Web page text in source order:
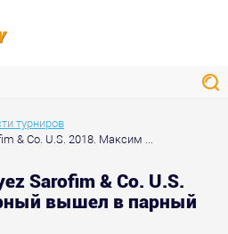
турниров
& Co. U.S. 2018. Максим ...
Sarofim & Co. U.S.
вышел в парный